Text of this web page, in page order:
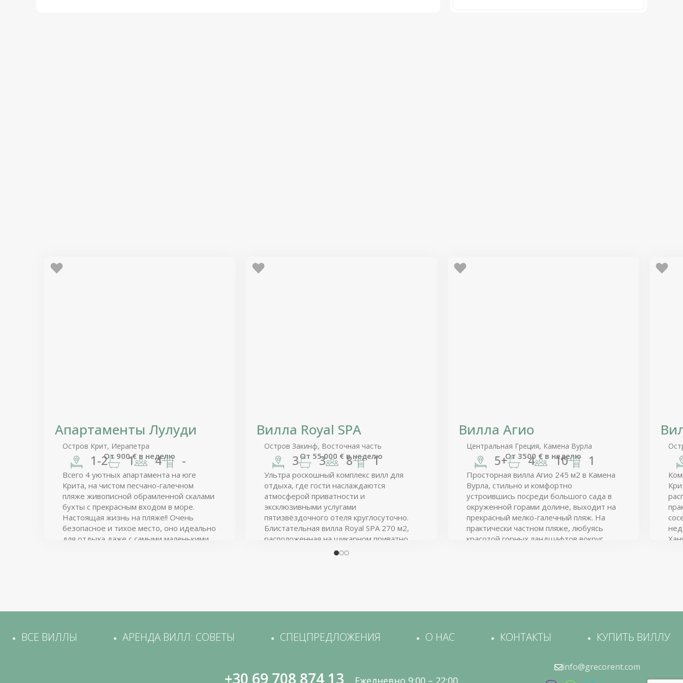
Апартаменты Лулуди
Остров Крит, Иерапетра
От 900 € в неделю
1-2 1 4 -
Всего 4 уютных апартамента на юге
Крита, на чистом песчано-галечном
пляже живописной обрамленной скалами
бухты с прекрасным входом в море.
Настоящая жизнь на пляже!! Очень
безопасное и тихое место, оно идеально
для отдыха даже с самыми маленькими
Вилла Royal SPA
Остров Закинф, Восточная часть
От 55.000 € в неделю
3 3 8 1
Ультра роскошный комплекс вилл для
отдыха, где гости наслаждаются
атмосферой приватности и
эксклюзивными услугами
пятизвёздочного отеля круглосуточно.
Блистательная вилла Royal SPA 270 м2,
расположенная на шикарном приватном
побережье охраняемого люкс комплекса,
Вилла Агио
Центральная Греция, Камена Вурла
От 3500 € в неделю
5+ 4 10 1
Просторная вилла Агио 245 м2 в Камена
Вурла, стильно и комфортно
устроившись посреди большого сада в
окруженной горами долине, выходит на
прекрасный мелко-галечный пляж. На
практически частном пляже, любуясь
красотой горных ландшафтов вокруг,
ВСЕ ВИЛЛЫ АРЕНДА ВИЛЛ: СОВЕТЫ СПЕЦПРЕДЛОЖЕНИЯ О НАС КОНТАКТЫ КУПИТЬ ВИЛЛУ
+30 69 708 874 13 Ежедневно 9:00 – 22:00
info@grecorent.com